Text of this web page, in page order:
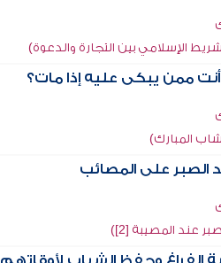
الإسلامي بين التجارة والدعوة)
ممن يبكى عليه إذا مات؟
المبارك)
الصبر على المصائب
عند المصيبة [2])